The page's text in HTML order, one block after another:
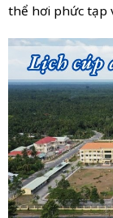
thể hơi phức tạp